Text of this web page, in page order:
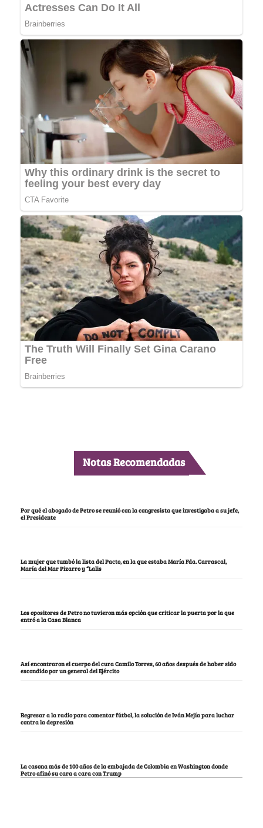
Notas Recomendadas
Por qué el abogado de Petro se reunió con la congresista que investigaba a su jefe,
el Presidente
La mujer que tumbó la lista del Pacto, en la que estaba María Fda. Carrascal,
María del Mar Pizarro y “Lalis
Los opositores de Petro no tuvieron más opción que criticar la puerta por la que
entró a la Casa Blanca
Así encontraron el cuerpo del cura Camilo Torres, 60 años después de haber sido
escondido por un general del Ejército
Regresar a la radio para comentar fútbol, la solución de Iván Mejía para luchar
contra la depresión
La casona más de 100 años de la embajada de Colombia en Washington donde
Petro afinó su cara a cara con Trump